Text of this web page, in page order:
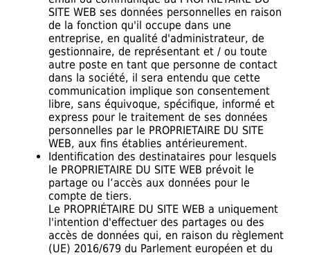
SITE WEB ses données personnelles en raison
de la fonction qu'il occupe dans une
entreprise, en qualité d'administrateur, de
gestionnaire, de représentant et / ou toute
autre poste en tant que personne de contact
dans la société, il sera entendu que cette
communication implique son consentement
libre, sans équivoque, spécifique, informé et
express pour le traitement de ses données
personnelles par le PROPRIETAIRE DU SITE
WEB, aux fins établies antérieurement.
Identification des destinataires pour lesquels
le PROPRIETAIRE DU SITE WEB prévoit le
partage ou l’accès aux données pour le
compte de tiers.
Le PROPRIÉTAIRE DU SITE WEB a uniquement
l'intention d'effectuer des partages ou des
accès de données qui, en raison du règlement
(UE) 2016/679 du Parlement européen et du